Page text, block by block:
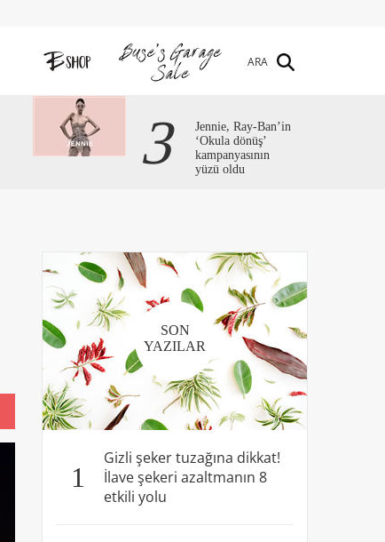
ARA
3
Jennie, Ray-Ban’in
‘Okula dönüş’
kampanyasının
yüzü oldu
SON
YAZILAR
1
Gizli şeker tuzağına dikkat!
İlave şekeri azaltmanın 8
etkili yolu